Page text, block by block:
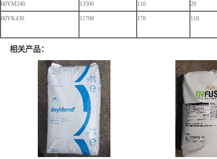
60YM240 13500 110 20
60YK430 11700 170 110
相关产品：